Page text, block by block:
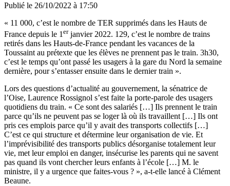
Publié le 26/10/2022 à 17:50
« 11 000, c’est le nombre de TER supprimés dans les Hauts de
France depuis le 1 erjanvier 2022. 129, c’est le nombre de trains
retirés dans les Hauts-de-France pendant les vacances de la
Toussaint au prétexte que les élèves ne prennent pas le train. 3h30,
c’est le temps qu’ont passé les usagers à la gare du Nord la semaine
dernière, pour s’entasser ensuite dans le dernier train ».
Lors des questions d’actualité au gouvernement, la sénatrice de
l’Oise, Laurence Rossignol s’est faite la porte-parole des usagers
quotidiens du train. « Ce sont des salariés […] Ils prennent le train
parce qu’ils ne peuvent pas se loger là où ils travaillent […] Ils ont
pris ces emplois parce qu’il y avait des transports collectifs […]
C’est ce qui structure et détermine leur organisation de vie. Et
l’imprévisibilité des transports publics désorganise totalement leur
vie, met leur emploi en danger, insécurise les parents qui ne savent
pas quand ils vont chercher leurs enfants à l’école […] M. le
ministre, il y a urgence que faites-vous ? », a-t-elle lancé à Clément
Beaune.